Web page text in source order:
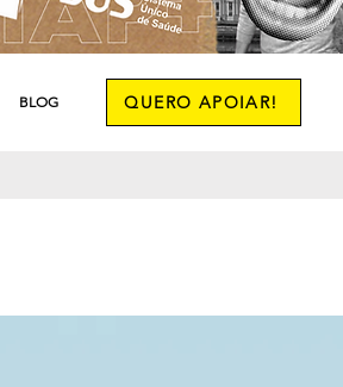
BLOG QUERO APOIAR!